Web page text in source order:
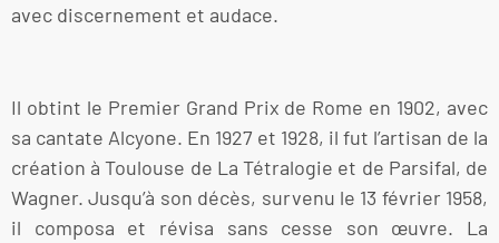
avec discernement et audace.
Il obtint le Premier Grand Prix de Rome en 1902, avec
sa cantate Alcyone. En 1927 et 1928, il fut l’artisan de la
création à Toulouse de La Tétralogie et de Parsifal, de
Wagner. Jusqu’à son décès, survenu le 13 février 1958,
il composa et révisa sans cesse son œuvre. La